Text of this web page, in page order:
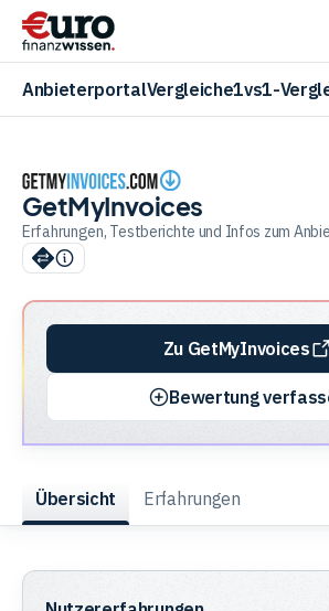
AnbieterportalVergleiche1vs1-
Aktien
ETF
GetMyInvoices
Erfahrungen, Testberichte und Infos zum
Übersicht Erfahrungen
Zu GetMyInvoices
Bewertung
Nutzererfahrungen